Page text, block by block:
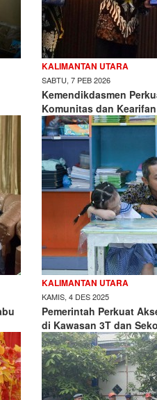
KALIMANTAN UTARA
SABTU, 7 PEB 2026
Kemendikdasmen
Komunitas dan
KALIMANTAN UTARA
KAMIS, 4 DES 2025
Pemerintah Perkuat
di Kawasan 3T dan